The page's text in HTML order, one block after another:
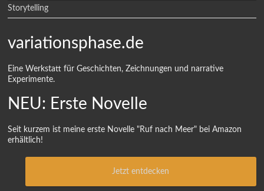
Storytelling
variationsphase.de
Eine Werkstatt für Geschichten, Zeichnungen und narrative
Experimente.
NEU: Erste Novelle
Seit kurzem ist meine erste Novelle "Ruf nach Meer" bei Amazon
erhältlich!
Jetzt entdecken